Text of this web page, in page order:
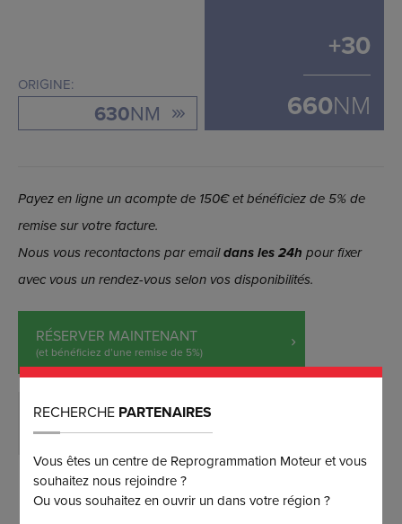
ORIGINE:
630NM
+30
660NM
Payez en ligne un acompte de 150€ et bénéficiez de 5% de
remise sur votre facture.
Nous vous recontactons par emaildans les 24h pour fixer
avec vous un rendez-vous selon vos disponibilités.
RÉSERVER MAINTENANT
(et bénéficiez d’une remise de 5%)
DEMANDER PLUS D’INFORMATIONS
RECHERCHE PARTENAIRES
Vous êtes un centre de Reprogrammation Moteur et vous
souhaitez nous rejoindre ?
Ou vous souhaitez en ouvrir un dans votre région ?